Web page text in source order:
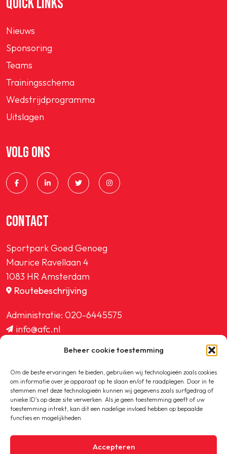
Beheer cookie toestemming
Om de beste ervaringen te bieden, gebruiken wij technologieën zoals cookies
om informatie over je apparaat op te slaan en/of te raadplegen. Door in te
stemmen met deze technologieën kunnen wij gegevens zoals surfgedrag of
unieke ID's op deze site verwerken. Als je geen toestemming geeft of uw
toestemming intrekt, kan dit een nadelige invloed hebben op bepaalde
functies en mogelijkheden.
Accepteren
SPORTPARK GOED GENOEG
LIDMAATSCHAP
CONTACT
Nieuws
Sponsoring
Teams
Trainingsschema
Wedstrijdprogramma
Uitslagen
VOLG ONS
CONTACT
Sportpark Goed Genoeg
Maurice Ravellaan 4
1083 HR Amsterdam
Routebeschrijving
Administratie: 020-6445575
info@afc.nl
ledenadministratie@afc.nl
Copyright © 2020-2026 AFC